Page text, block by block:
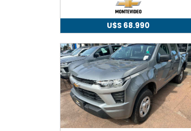
U$S 68.990